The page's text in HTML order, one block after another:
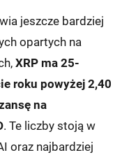
jeszcze bardziej
opartych na
XRP ma 25-
roku powyżej 2,40
na
. Te liczby stoją w
oraz najbardziej